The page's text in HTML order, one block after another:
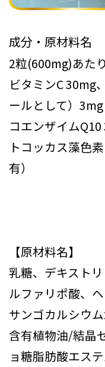
成分・原材料名
2粒(600mg)あたり
ビタミンC 30mg
ールとして）3mg
コエンザイム
トコッカス藻色
有）
【原材料名】
乳糖、デキスト
ルファリポ酸、
サンゴカルシウ
含有植物油/結晶
ョ糖脂肪酸エス